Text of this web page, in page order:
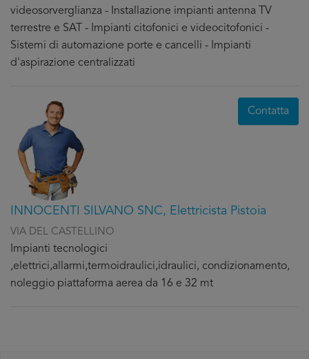
videosorverglianza - Installazione impianti antenna TV
terrestre e SAT - Impianti citofonici e videocitofonici -
Sistemi di automazione porte e cancelli - Impianti
d'aspirazione centralizzati
INNOCENTI SILVANO SNC, Elettricista Pistoia
VIA DEL CASTELLINO
Impianti tecnologici
,elettrici,allarmi,termoidraulici,idraulici, condizionamento,
noleggio piattaforma aerea da 16 e 32 mt
Contatta